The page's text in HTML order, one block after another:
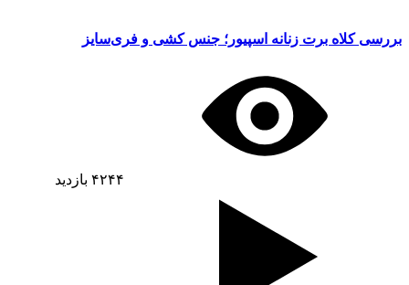
بررسی کلاه برت زنانه اسپیور؛ جنس کشی و فری‌سایز
۴۲۴۴ بازدید